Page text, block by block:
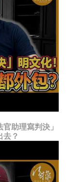
助理寫判決」
去？